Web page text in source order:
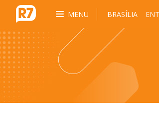
MENU BRASÍLIA